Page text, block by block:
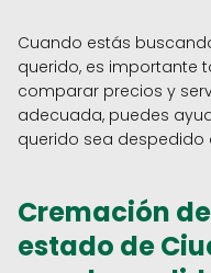
Cuando estás
querido, es importante
comparar precios y
adecuada, puedes
querido sea
Cremación
estado de